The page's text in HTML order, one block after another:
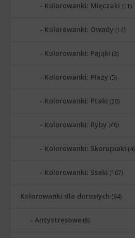
Kolorowanki: Mięczaki (11)
Kolorowanki: Owady (17)
Kolorowanki: Pająki (3)
Kolorowanki: Płazy (5)
Kolorowanki: Ptaki (20)
Kolorowanki: Ryby (48)
Kolorowanki: Skorupiaki (4)
Kolorowanki: Ssaki (107)
Kolorowanki dla dorosłych (94)
Antystresowe (8)